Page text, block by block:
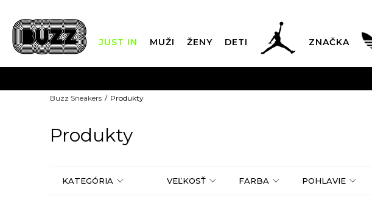
JUST IN MUŽI ŽENY DETI ZNAČKA
Buzz Sneakers Produkty
Produkty
KATEGÓRIA VEĽKOSŤ FARBA POHLAVIE